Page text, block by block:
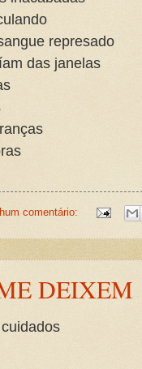
represado
das janelas
comentário:
DEIXEM